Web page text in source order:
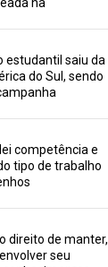
estudantil saiu da
do Sul, sendo
competência e
tipo de trabalho
direito de manter,
seu